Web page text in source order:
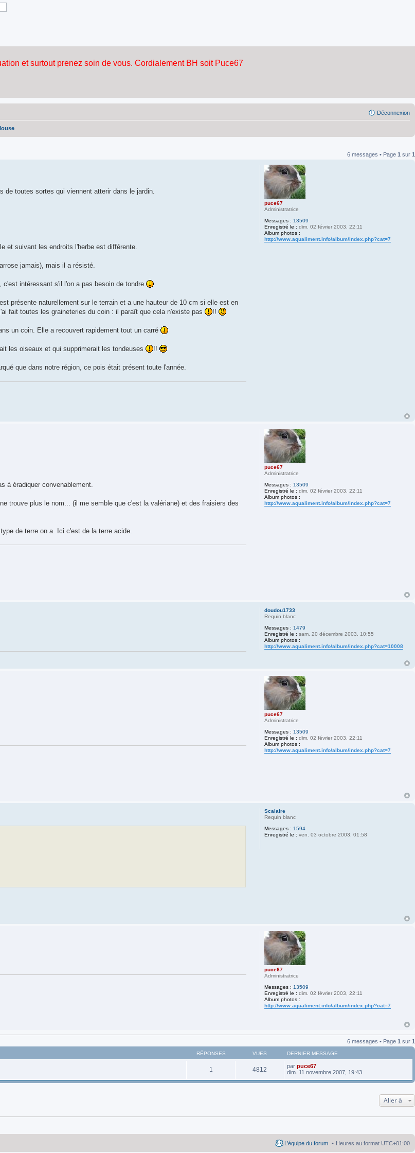
Déconnexion
6 messages • Page 1 sur 1
puce67
Administratrice
Messages : 13509
Enregistré le : dim. 02 février 2003, 22:11
Album photos :
http://www.aqualiment.info/album/index.php?cat=7
de toutes sortes qui viennent atterir dans le jardin.
et suivant les endroits l'herbe est différente.
jamais), mais il a résisté.
intéressant s'il l'on a pas besoin de tondre
présente naturellement sur le terrain et a une hauteur de 10 cm si elle est en
fait toutes les graineteries du coin : il paraît que cela n'existe pas
!!
un coin. Elle a recouvert rapidement tout un carré
les oiseaux et qui supprimerait les tondeuses !!
que dans notre région, ce pois était présent toute l'année.
puce67
Administratrice
Messages : 13509
Enregistré le : dim. 02 février 2003, 22:11
Album photos :
http://www.aqualiment.info/album/index.php?cat=7
à éradiquer convenablement.
trouve plus le nom... (il me semble que c'est la valériane) et des fraisiers des
de terre on a. Ici c'est de la terre acide.
doudou1733
Requin blanc
Messages : 1479
Enregistré le : sam. 20 décembre 2003, 10:55
Album photos :
http://www.aqualiment.info/album/index.php?cat=10008
puce67
Administratrice
Messages : 13509
Enregistré le : dim. 02 février 2003, 22:11
Album photos :
http://www.aqualiment.info/album/index.php?cat=7
Scalaire
Requin blanc
Messages : 1594
Enregistré le : ven. 03 octobre 2003, 01:58
puce67
Administratrice
Messages : 13509
Enregistré le : dim. 02 février 2003, 22:11
Album photos :
http://www.aqualiment.info/album/index.php?cat=7
6 messages • Page 1 sur 1
RÉPONSES VUES DERNIER MESSAGE
1 4812 par puce67
dim. 11 novembre 2007, 19:43
Aller à
Heures au format UTC+01:00
L’équipe du forum